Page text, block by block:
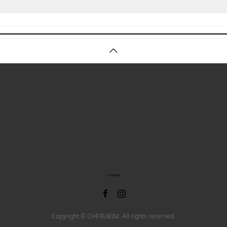
CHERUBIM
Copyright © CHERUBIM. All rights reserved.